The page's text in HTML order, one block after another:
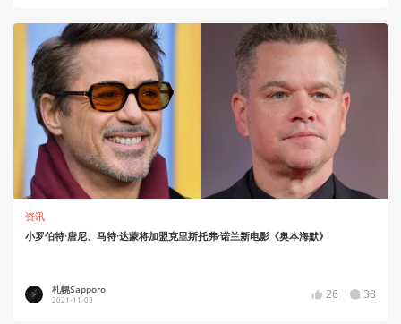
资讯
小罗伯特·唐尼、马特·达蒙将加盟克里斯托弗·诺兰新电影《奥本海默》
札幌Sapporo
2021-11-03 26 38